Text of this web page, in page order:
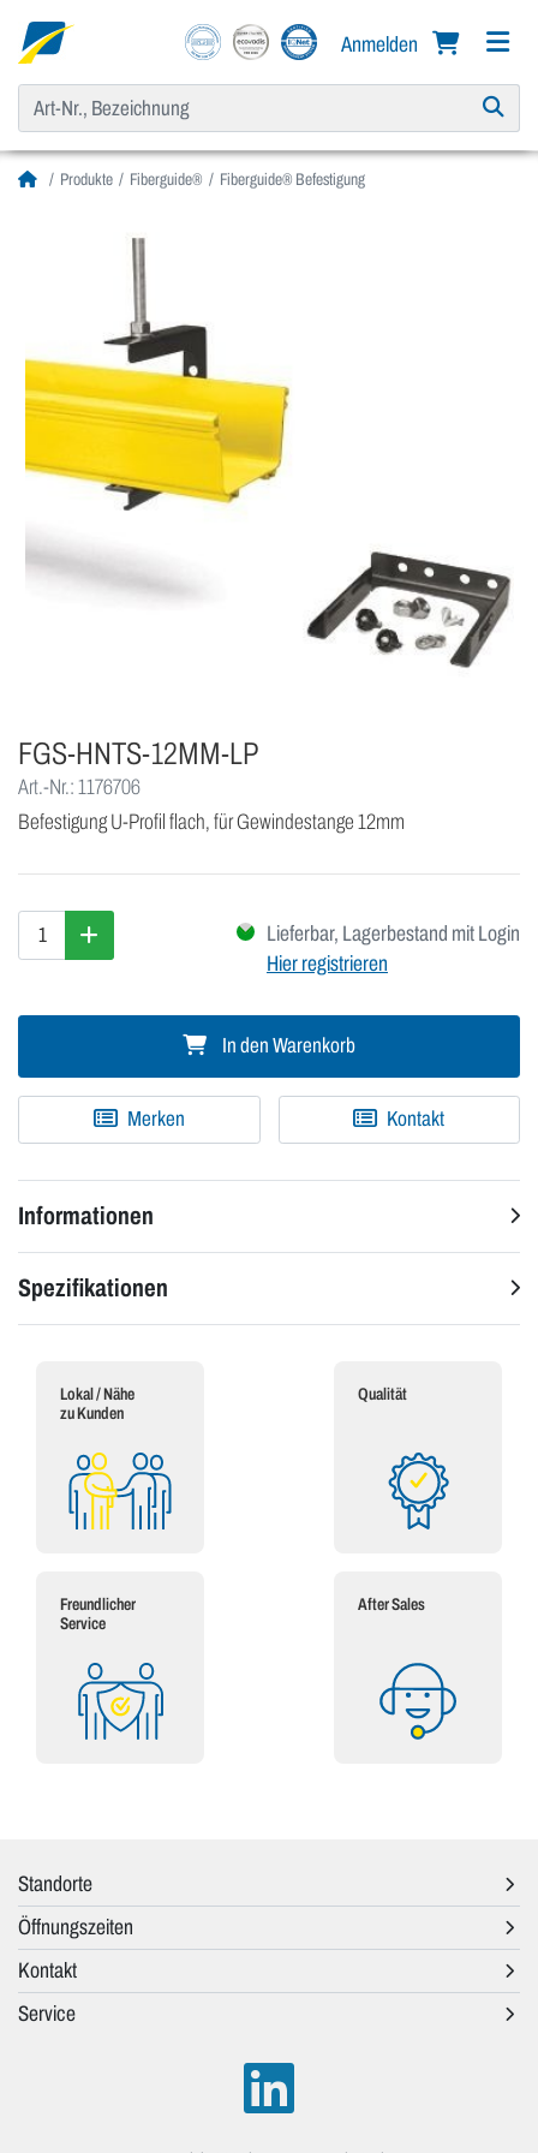
Anmelden
Produkte Fiberguide® Fiberguide® Befestigung
FGS-HNTS-12MM-LP
Art.-Nr.: 1176706
Befestigung U-Profil flach, für Gewindestange 12mm
Lieferbar, Lagerbestand mit Login
Hier registrieren
In den Warenkorb
Merken Kontakt
Informationen
Spezifikationen
Lokal / Nähe
zu Kunden
Qualität
Freundlicher
Service
After Sales
Standorte
Öffnungszeiten
Kontakt
Service